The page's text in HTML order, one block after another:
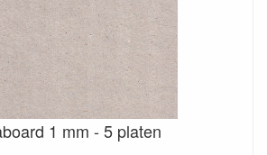
1 mm - 5 platen